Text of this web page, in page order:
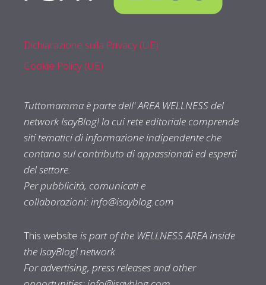
Dichiarazione sulla Privacy (UE)
Cookie Policy (UE)
Tuttomamma è parte dell' AREA WELLNESS del
network IsayBlog! la cui rete editoriale comprende
siti tematici di informazione indipendente che
contano sul contributo di appassionati ed esperti
del settore.
Per pubblicità, comunicati e
collaborazioni:info@isayblog.com
This website is part of the WELLNESS AREA inside
the IsayBlog! network
For advertising, press releases and other